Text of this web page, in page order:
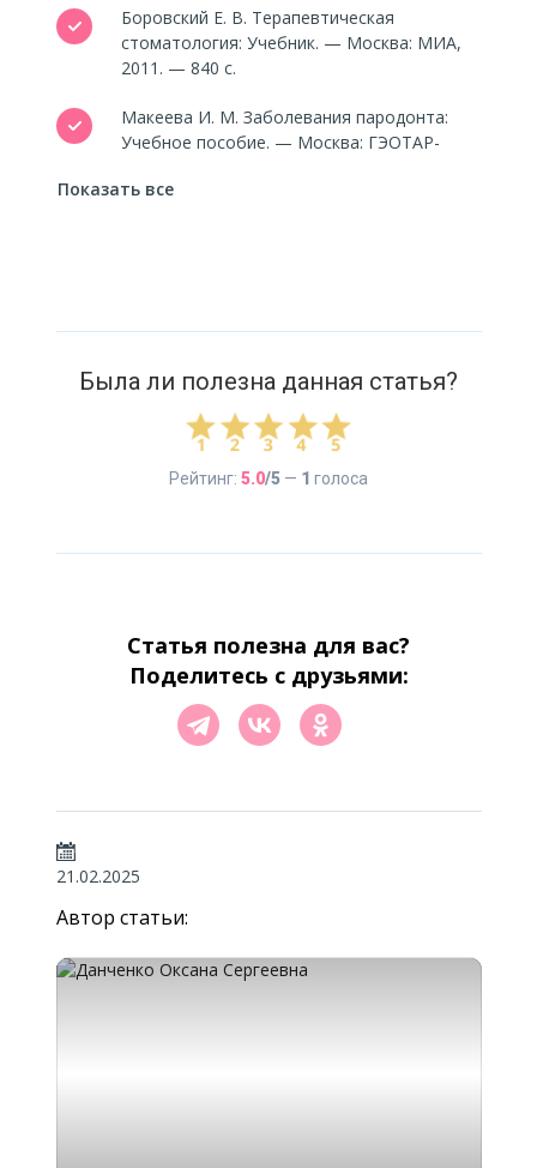
Боровский Е. В. Терапевтическая
стоматология: Учебник. — Москва: МИА,
2011. — 840 с.
Макеева И. М. Заболевания пародонта:
Учебное пособие. — Москва: ГЭОТАР-
и лечение: Учебное пособие. — Нижний
Новгород: НГМА, 2018. — 288 с.
Фёдоров Ю. А. Профилактика
стоматологических заболеваний:
Руководство. — Санкт-Петербург: Человек,
Показать все
Была ли полезна данная статья?
Рейтинг: 5.0/5 — 1 голоса
Статья полезна для вас?
Поделитесь с друзьями:
21.02.2025
Автор статьи: